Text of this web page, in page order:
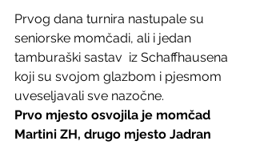
Prvog dana turnira nastupale su
seniorske momčadi, ali i jedan
tamburaški sastav  iz Schaffhausena
koji su svojom glazbom i pjesmom
uveseljavali sve nazočne.
Prvo mjesto osvojila je momčad
Martini ZH, drugo mjesto Jadran